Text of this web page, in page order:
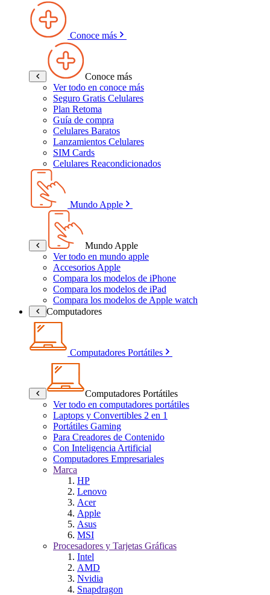
Conoce más
Conoce más
Ver todo en conoce más
Seguro Gratis Celulares
Plan Retoma
Guía de compra
Celulares Baratos
Lanzamientos Celulares
SIM Cards
Celulares Reacondicionados
Mundo Apple
Mundo Apple
Ver todo en mundo apple
Accesorios Apple
Compara los modelos de iPhone
Compara los modelos de iPad
Compara los modelos de Apple watch
Computadores
Computadores Portátiles
Computadores Portátiles
Ver todo en computadores portátiles
Laptops y Convertibles 2 en 1
Portátiles Gaming
Para Creadores de Contenido
Con Inteligencia Artificial
Computadores Empresariales
Marca
HP
Lenovo
Acer
Apple
Asus
MSI
Procesadores y Tarjetas Gráficas
Intel
AMD
Nvidia
Snapdragon